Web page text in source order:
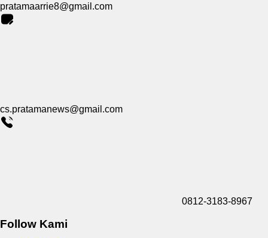
pratamaarrie8@gmail.com
cs.pratamanews@gmail.com
0812-3183-8967
Follow Kami